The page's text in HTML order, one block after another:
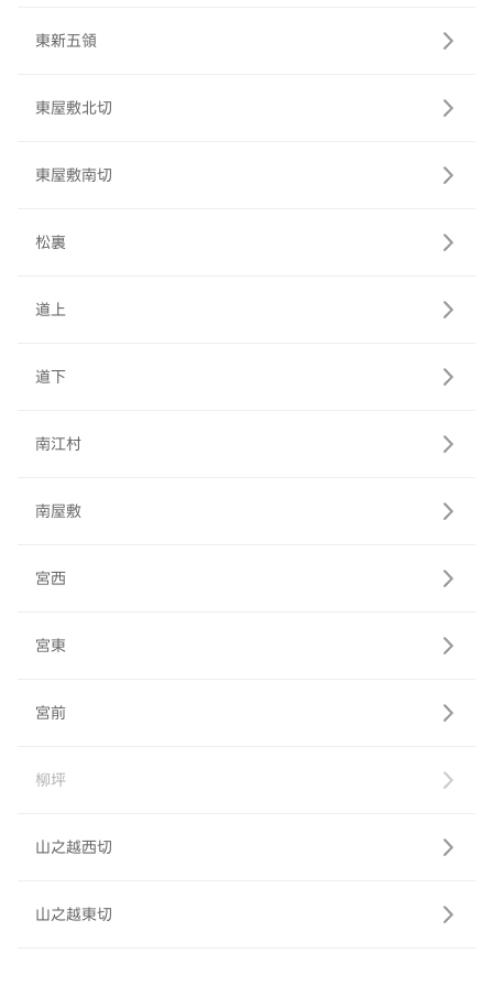
東新五領
東屋敷北切
東屋敷南切
松裏
道上
道下
南江村
南屋敷
宮西
宮東
宮前
柳坪
山之越西切
山之越東切